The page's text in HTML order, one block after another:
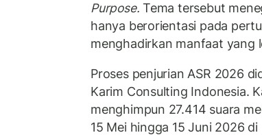
Purpose. Tema tersebut
hanya berorientasi pada
menghadirkan manfaat yang
Proses penjurian ASR 2026
Karim Consulting Indonesia.
menghimpun 27.414 suara
15 Mei hingga 15 Juni 2026 di